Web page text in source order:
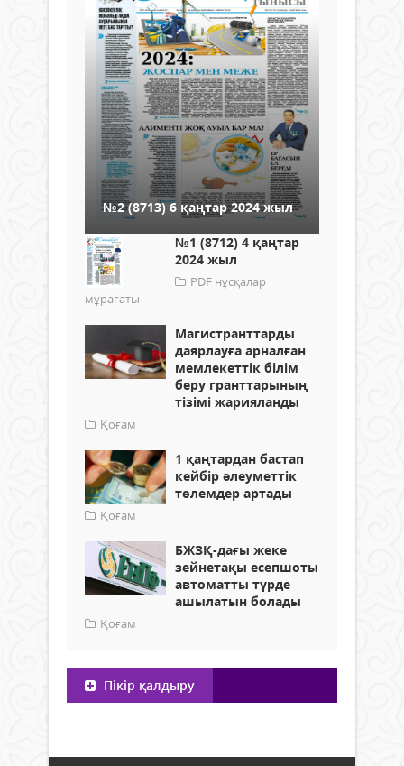
№2 (8713) 6 қаңтар 2024 жыл
№1 (8712) 4 қаңтар
2024 жыл
PDF нұсқалар
мұрағаты
Магистранттарды
даярлауға арналған
мемлекеттік білім
беру гранттарының
тізімі жарияланды
Қоғам
1 қаңтардан бастап
кейбір әлеуметтік
төлемдер артады
Қоғам
БЖЗҚ-дағы жеке
зейнетақы есепшоты
автоматты түрде
ашылатын болады
Қоғам
Пікір қалдыру